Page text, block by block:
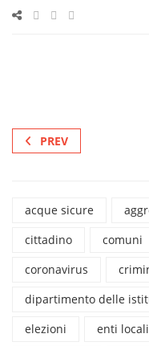
PREV
acque sicure
cittadino
comuni
coronavirus
dipartimento delle
elezioni
enti locali